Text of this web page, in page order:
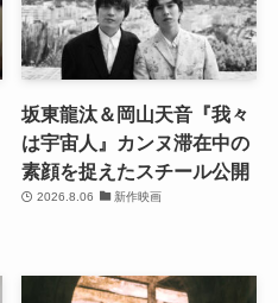
坂東龍汰＆岡山天音『我々
は宇宙人』カンヌ滞在中の
素顔を捉えたスチール公開
2026.8.06 新作映画